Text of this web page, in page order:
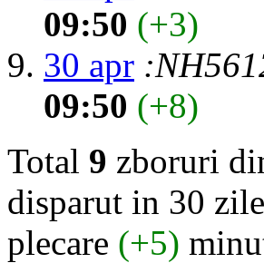
09:50 (+3)
30 apr
09:50 (+8)
Total 9 zboruri
disparut in 30
plecare (+5)